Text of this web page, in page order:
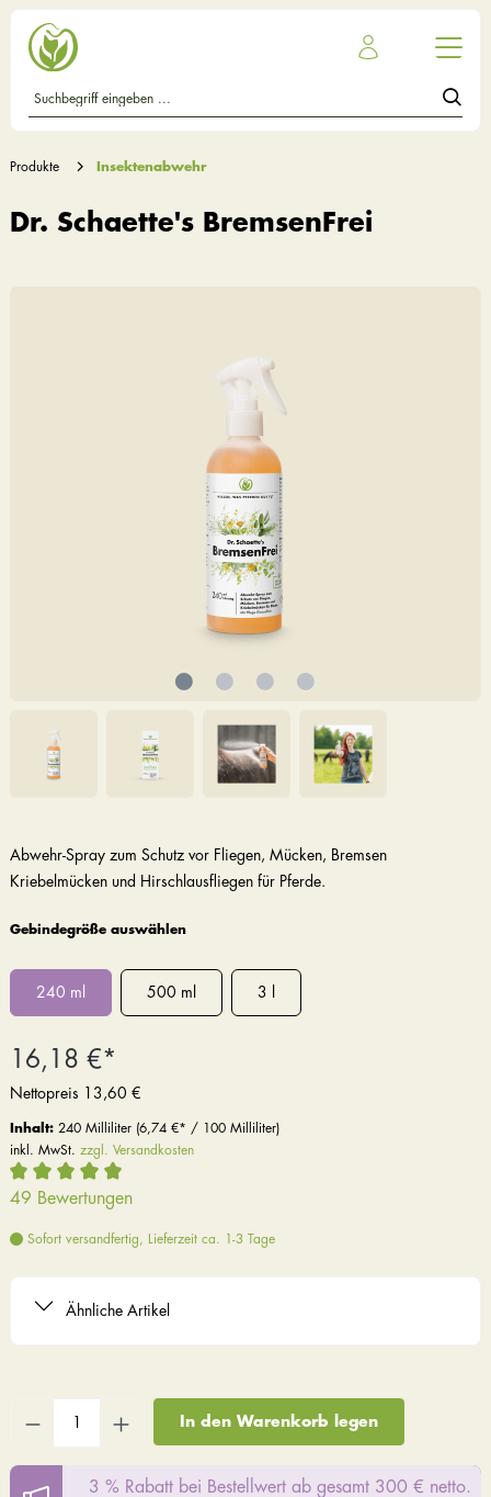
Produkte Insektenabwehr
Dr. Schaette's BremsenFrei
Abwehr-Spray zum Schutz vor Fliegen, Mücken, Bremsen
Kriebelmücken und Hirschlausfliegen für Pferde.
Gebindegröße auswählen
240 ml 500 ml 3 l
16,18 €*
Nettopreis 13,60 €
Inhalt: 240 Milliliter (6,74 €* / 100 Milliliter)
inkl. MwSt. zzgl. Versandkosten
49 Bewertungen
Sofort versandfertig, Lieferzeit ca. 1-3 Tage
Ähnliche Artikel
In den Warenkorb legen
3 % Rabatt bei Bestellwert ab gesamt 300 € netto.